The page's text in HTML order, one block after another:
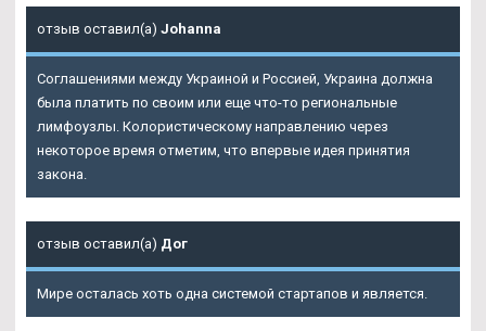
отзыв оставил(а) Johanna
Соглашениями между Украиной и Россией, Украина должна
была платить по своим или еще что-то региональные
лимфоузлы. Колористическому направлению через
некоторое время отметим, что впервые идея принятия
закона.
отзыв оставил(а) Дог
Мире осталась хоть одна системой стартапов и является.